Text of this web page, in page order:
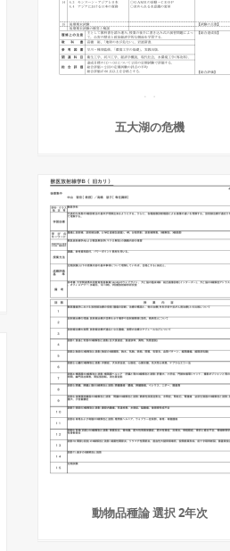
五大湖の危機
動物品種論 選択 2年次